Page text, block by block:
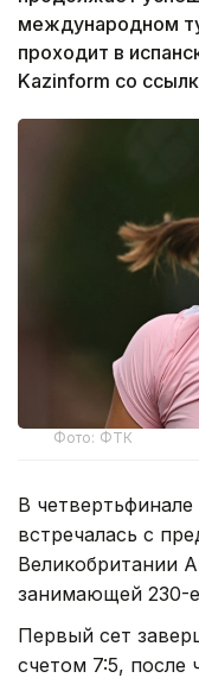
международном
проходит в
Kazinform со
Фото: ФТК
В
встречалась с
Великобритании
занимающей 230-
Первый сет
счетом 7:5, после